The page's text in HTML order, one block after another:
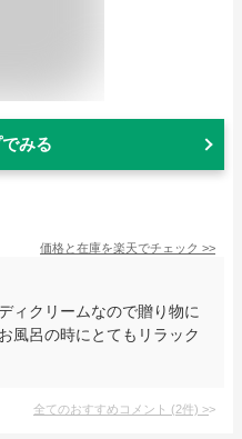
みる
価格と在庫を楽天でチェック >>
ィクリームなので贈り物に
風呂の時にとてもリラック
全てのおすすめコメント (2件) >